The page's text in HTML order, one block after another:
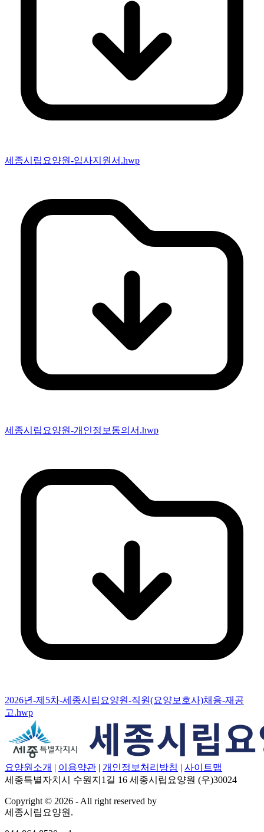
세종시립요양원-입사지원서.hwp
세종시립요양원-개인정보동의서.hwp
2026년-제5차-세종시립요양원-직원(요양보호사)채용-재공
고.hwp
요양원소개 | 이용약관 | 개인정보처리방침 | 사이트맵
세종특별자치시 수원지1길 16 세종시립요양원 (우)30024
Copyright © 2026 - All right reserved by
세종시립요양원.